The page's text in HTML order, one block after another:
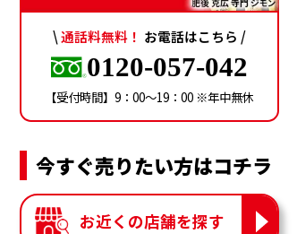
\通話料無料！ お電話はこちら /
0120-057-042
【受付時間】9：00〜19：00 ※年中無休
今すぐ売りたい方はコチラ
お近くの店舗を探す